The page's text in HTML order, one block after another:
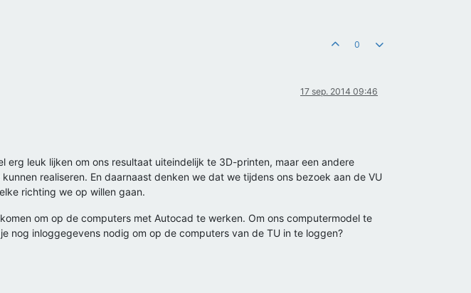
0
17 sep. 2014 09:46
leuk lijken om ons resultaat uiteindelijk te 3D-printen, maar een andere
realiseren. En daarnaast denken we dat we tijdens ons bezoek aan de VU
richting we op willen gaan.
om op de computers met Autocad te werken. Om ons computermodel te
nog inloggegevens nodig om op de computers van de TU in te loggen?